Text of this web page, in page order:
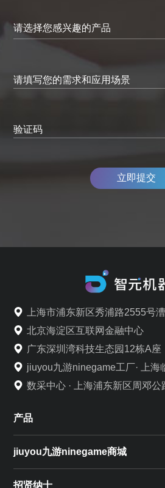
请填写您的需求和应用场景
验证码
立即提交
上海市浦东新区秀浦路2555号
北京海淀区互联网金融中心
广东深圳湾科技生态园12栋A座
jiuyou九游ninegame工厂· 上海
数采中心 · 上海浦东新区周邓公
产品
jiuyou九游ninegame商城
招贤纳士